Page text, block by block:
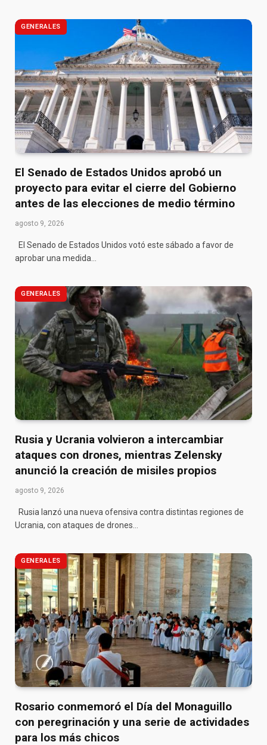
GENERALES
El Senado de Estados Unidos aprobó un
proyecto para evitar el cierre del Gobierno
antes de las elecciones de medio término
agosto 9, 2026
El Senado de Estados Unidos votó este sábado a favor de
aprobar una medida…
GENERALES
Rusia y Ucrania volvieron a intercambiar
ataques con drones, mientras Zelensky
anunció la creación de misiles propios
agosto 9, 2026
Rusia lanzó una nueva ofensiva contra distintas regiones de
Ucrania, con ataques de drones…
GENERALES
Rosario conmemoró el Día del Monaguillo
con peregrinación y una serie de actividades
para los más chicos